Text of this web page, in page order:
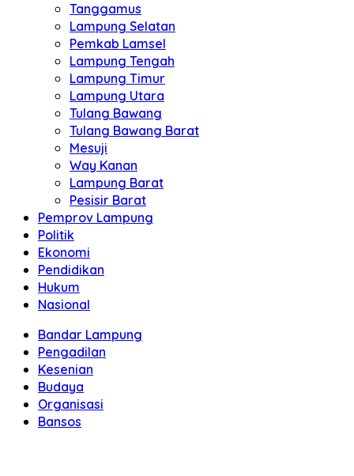
Tanggamus
Lampung Selatan
Pemkab Lamsel
Lampung Tengah
Lampung Timur
Lampung Utara
Tulang Bawang
Tulang Bawang Barat
Mesuji
Way Kanan
Lampung Barat
Pesisir Barat
Pemprov Lampung
Politik
Ekonomi
Pendidikan
Hukum
Nasional
Bandar Lampung
Pengadilan
Kesenian
Budaya
Organisasi
Bansos